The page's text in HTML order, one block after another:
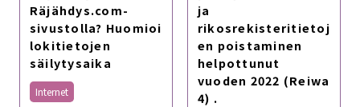
Räjähdys.com-
sivustolla? Huomioi
lokitietojen
säilytysaika
Internet
ja
rikosrekisteritietoj
en poistaminen
helpottunut
vuoden 2022 (Reiwa
4) .